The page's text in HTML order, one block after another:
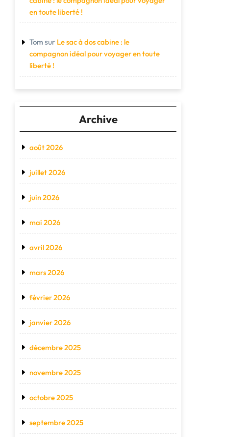
en toute liberté !
Tom sur Le sac à dos cabine : le
compagnon idéal pour voyager en toute
liberté !
Archive
août 2026
juillet 2026
juin 2026
mai 2026
avril 2026
mars 2026
février 2026
janvier 2026
décembre 2025
novembre 2025
octobre 2025
septembre 2025